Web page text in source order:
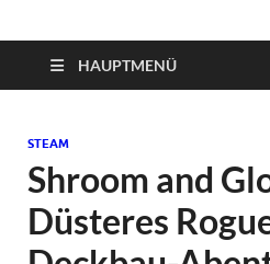
und
News
Blockbuster, Indie-Perlen und
HAUPTMENÜ
STEAM
Shroom and
Düsteres